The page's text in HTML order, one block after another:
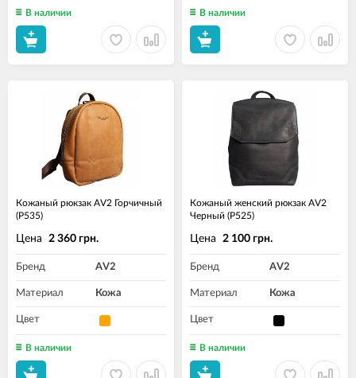
В наличии В наличии
Кожаный рюкзак AV2 Горчичный
(P535)
Цена 2 360 грн.
Бренд AV2
Материал Кожа
Цвет
В наличии
Кожаный женский рюкзак AV2
Черный (P525)
Цена 2 100 грн.
Бренд AV2
Материал Кожа
Цвет
В наличии